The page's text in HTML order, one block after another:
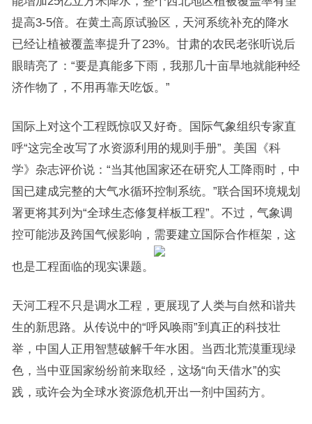
提高3-5倍。在黄土高原试验区，天河系统补充的降水
已经让植被覆盖率提升了23%。甘肃的农民老张听说后
眼睛亮了：“要是真能多下雨，我那几十亩旱地就能种经
济作物了，不用再靠天吃饭。”
国际上对这个工程既惊叹又好奇。国际气象组织专家直
呼“这完全改写了水资源利用的规则手册”。美国《科
学》杂志评价说：“当其他国家还在研究人工降雨时，中
国已建成完整的大气水循环控制系统。”联合国环境规划
署更将其列为“全球生态修复样板工程”。不过，气象调
控可能涉及跨国气候影响，需要建立国际合作框架，这
也是工程面临的现实课题。
天河工程不只是调水工程，更展现了人类与自然和谐共
生的新思路。从传说中的“呼风唤雨”到真正的科技壮
举，中国人正用智慧破解千年水困。当西北荒漠重现绿
色，当中亚国家纷纷前来取经，这场“向天借水”的实
践，或许会为全球水资源危机开出一剂中国药方。